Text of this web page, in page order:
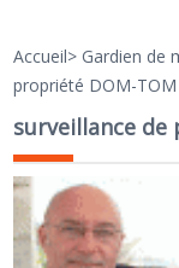
Accueil> Gardien de
propriété DOM-TOM
surveillance de